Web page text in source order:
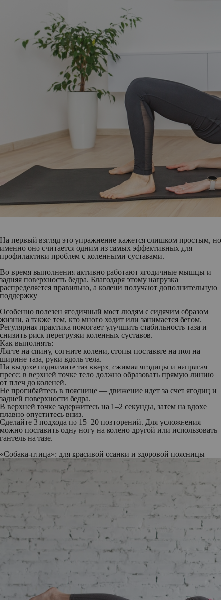
На первый взгляд это упражнение кажется слишком простым, но
именно оно считается одним из самых эффективных для
профилактики проблем с коленными суставами.
Во время выполнения активно работают ягодичные мышцы и
задняя поверхность бедра. Благодаря этому нагрузка
распределяется правильно, а колени получают дополнительную
поддержку.
Особенно полезен ягодичный мост людям с сидячим образом
жизни, а также тем, кто много ходит или занимается бегом.
Регулярная практика помогает улучшить стабильность таза и
снизить риск перегрузки коленных суставов.
Как выполнять:
Лягте на спину, согните колени, стопы поставьте на пол на
ширине таза, руки вдоль тела.
На выдохе поднимите таз вверх, сжимая ягодицы и напрягая
пресс; в верхней точке тело должно образовать прямую линию
от плеч до коленей.
Не прогибайтесь в пояснице — движение идет за счет ягодиц и
задней поверхности бедра.
В верхней точке задержитесь на 1–2 секунды, затем на вдохе
плавно опуститесь вниз.
Сделайте 3 подхода по 15–20 повторений. Для усложнения
можно поставить одну ногу на колено другой или использовать
гантель на тазе.
«Собака-птица»: для красивой осанки и здоровой поясницы